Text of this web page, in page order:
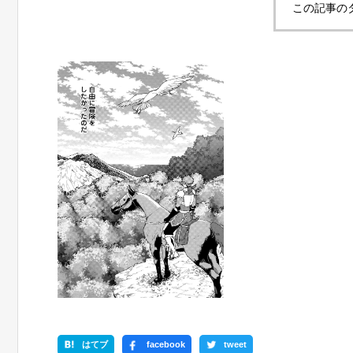
この記事の
はてブ facebook tweet